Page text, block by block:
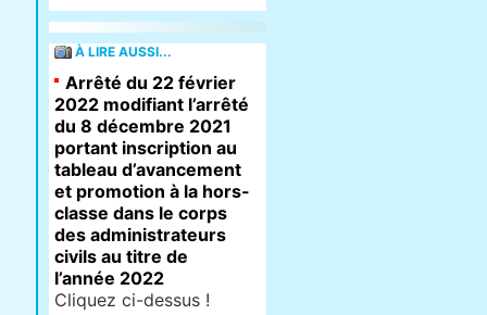
À LIRE AUSSI...
Arrêté du 22 février
2022 modifiant l’arrêté
du 8 décembre 2021
portant inscription au
tableau d’avancement
et promotion à la hors-
classe dans le corps
des administrateurs
civils au titre de
l’année 2022
Cliquez ci-dessus !